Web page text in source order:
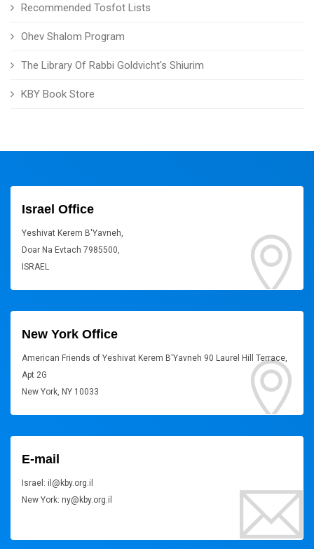
Recommended Tosfot Lists
Ohev Shalom Program
The Library Of Rabbi Goldvicht's Shiurim
KBY Book Store
Israel Office
Yeshivat Kerem B'Yavneh,
Doar Na Evtach 7985500,
ISRAEL
New York Office
American Friends of Yeshivat Kerem B'Yavneh 90 Laurel Hill Terrace,
Apt 2G
New York, NY 10033
E-mail
Israel: il@kby.org.il
New York: ny@kby.org.il